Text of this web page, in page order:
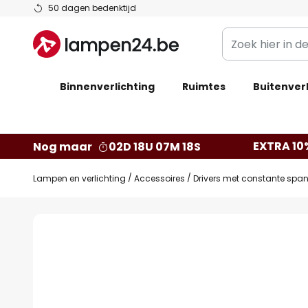
50 dagen bedenktijd
Ga
de
inhoud
Zoek
hier
de
Binnenverlichting Ruimtes
Nog maar 02D 18U 07M 18S EXTRA
Lampen en verlichting Accessoires Drivers met constante